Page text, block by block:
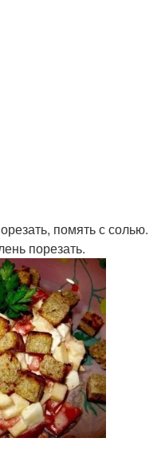
помять с солью.
порезать.